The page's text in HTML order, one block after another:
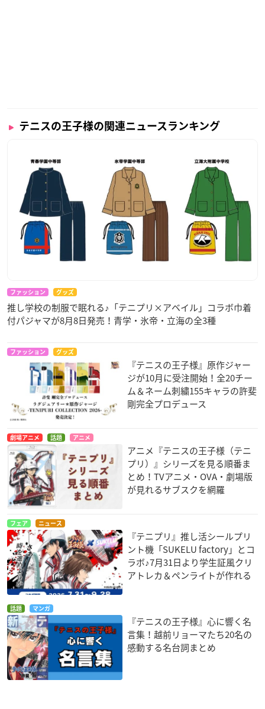
テニスの王子様の関連ニュースランキング
ファッション グッズ
推し学校の制服で眠れる♪「テニプリ×アベイル」コラボ巾着
付パジャマが8月8日発売！青学・氷帝・立海の全3種
ファッション グッズ
『テニスの王子様』原作ジャー
ジが10月に受注開始！全20チー
ム＆ネーム刺繍155キャラの許斐
剛完全プロデュース
劇場アニメ 話題 アニメ
アニメ『テニスの王子様（テニ
プリ）』シリーズを見る順番ま
とめ！TVアニメ・OVA・劇場版
が見れるサブスクを網羅
フェア ニュース
『テニプリ』推し活シールプリ
ント機「SUKELU factory」とコ
ラボ♪7月31日より学生証風クリ
アトレカ＆ペンライトが作れる
話題 マンガ
『テニスの王子様』心に響く名
言集！越前リョーマたち20名の
感動する名台詞まとめ